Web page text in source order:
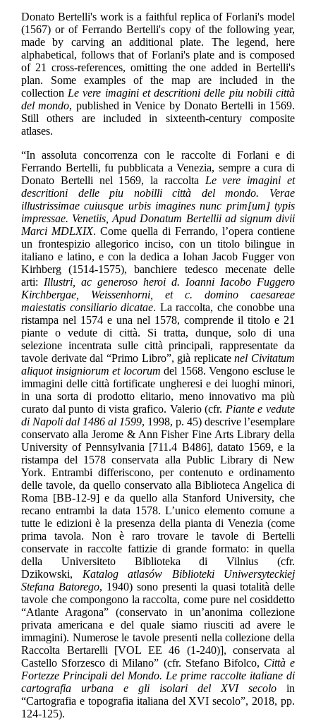
Donato Bertelli's work is a faithful replica of Forlani's model
(1567) or of Ferrando Bertelli's copy of the following year,
made by carving an additional plate. The legend, here
alphabetical, follows that of Forlani's plate and is composed
of 21 cross-references, omitting the one added in Bertelli's
plan. Some examples of the map are included in the
collection Le vere imagini et descritioni delle piu nobili città
del mondo, published in Venice by Donato Bertelli in 1569.
Still others are included in sixteenth-century composite
atlases.
“In assoluta concorrenza con le raccolte di Forlani e di
Ferrando Bertelli, fu pubblicata a Venezia, sempre a cura di
Donato Bertelli nel 1569, la raccolta Le vere imagini et
descritioni delle piu nobilli città del mondo. Verae
illustrissimae cuiusque urbis imagines nunc prim[um] typis
impressae. Venetiis, Apud Donatum Bertellii ad signum divii
Marci MDLXIX. Come quella di Ferrando, l’opera contiene
un frontespizio allegorico inciso, con un titolo bilingue in
italiano e latino, e con la dedica a Iohan Jacob Fugger von
Kirhberg (1514-1575), banchiere tedesco mecenate delle
arti: Illustri, ac generoso heroi d. Ioanni Iacobo Fuggero
Kirchbergae, Weissenhorni, et c. domino caesareae
maiestatis consiliario dicatae. La raccolta, che conobbe una
ristampa nel 1574 e una nel 1578, comprende il titolo e 21
piante o vedute di città. Si tratta, dunque, solo di una
selezione incentrata sulle città principali, rappresentate da
tavole derivate dal “Primo Libro”, già replicatenel Civitatum
aliquot insigniorum et locorum del 1568. Vengono escluse le
immagini delle città fortificate ungheresi e dei luoghi minori,
in una sorta di prodotto elitario, meno innovativo ma più
curato dal punto di vista grafico. Valerio (cfr. Piante e vedute
di Napoli dal 1486 al 1599, 1998, p. 45) descrive l’esemplare
conservato alla Jerome & Ann Fisher Fine Arts Library della
University of Pennsylvania [711.4 B486], datato 1569, e la
ristampa del 1578 conservata alla Public Library di New
York. Entrambi differiscono, per contenuto e ordinamento
delle tavole, da quello conservato alla Biblioteca Angelica di
Roma [BB-12-9] e da quello alla Stanford University, che
recano entrambi la data 1578. L’unico elemento comune a
tutte le edizioni è la presenza della pianta di Venezia (come
prima tavola. Non è raro trovare le tavole di Bertelli
conservate in raccolte fattizie di grande formato: in quella
della Universiteto Biblioteka di Vilnius (cfr.
Dzikowski, Katalog atlasów Biblioteki Uniwersyteckiej
Stefana Batorego, 1940) sono presenti la quasi totalità delle
tavole che compongono la raccolta, come pure nel cosiddetto
“Atlante Aragona” (conservato in un’anonima collezione
privata americana e del quale siamo riusciti ad avere le
immagini). Numerose le tavole presenti nella collezione della
Raccolta Bertarelli [VOL EE 46 (1-240)], conservata al
Castello Sforzesco di Milano” (cfr. Stefano Bifolco, Città e
Fortezze Principali del Mondo. Le prime raccolte italiane di
cartografia urbana e gli isolari del XVI secolo in
“Cartografia e topografia italiana del XVI secolo”, 2018, pp.
124-125).